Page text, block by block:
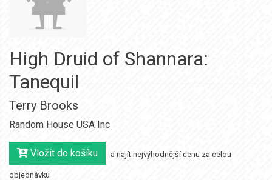
High Druid of Shannara:
Tanequil
Terry Brooks
Random House USA Inc
Vložit do košíku a najít nejvýhodnější cenu za celou
objednávku